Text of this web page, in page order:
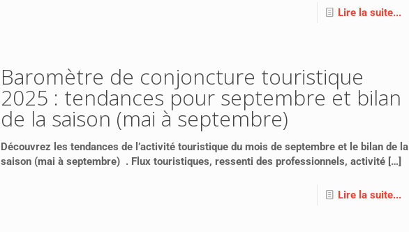
Lire la suite...
Baromètre de conjoncture touristique
2025 : tendances pour septembre et bilan
de la saison (mai à septembre)
Découvrez les tendances de l’activité touristique du mois de septembre et le bilan de la
saison (mai à septembre) . Flux touristiques, ressenti des professionnels, activité […]
Lire la suite...